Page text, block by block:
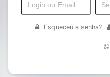
Esqueceu a senha?